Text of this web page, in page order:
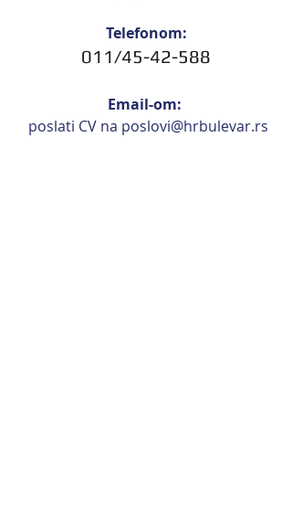
Telefonom:
011/45-42-588
Email-om:
poslati CV na poslovi@hrbulevar.rs